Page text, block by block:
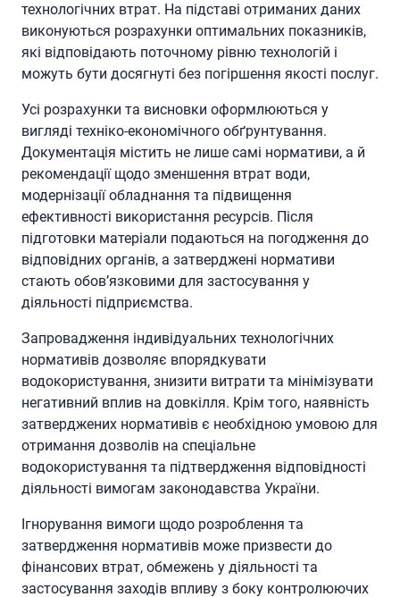
технологічних втрат. На підставі отриманих даних
виконуються розрахунки оптимальних показників,
які відповідають поточному рівню технологій і
можуть бути досягнуті без погіршення якості послуг.
Усі розрахунки та висновки оформлюються у
вигляді техніко-економічного обґрунтування.
Документація містить не лише самі нормативи, а й
рекомендації щодо зменшення втрат води,
модернізації обладнання та підвищення
ефективності використання ресурсів. Після
підготовки матеріали подаються на погодження до
відповідних органів, а затверджені нормативи
стають обов’язковими для застосування у
діяльності підприємства.
Запровадження індивідуальних технологічних
нормативів дозволяє впорядкувати
водокористування, знизити витрати та мінімізувати
негативний вплив на довкілля. Крім того, наявність
затверджених нормативів є необхідною умовою для
отримання дозволів на спеціальне
водокористування та підтвердження відповідності
діяльності вимогам законодавства України.
Ігнорування вимоги щодо розроблення та
затвердження нормативів може призвести до
фінансових втрат, обмежень у діяльності та
застосування заходів впливу з боку контролюючих